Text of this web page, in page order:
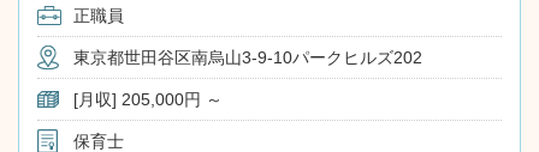
正職員
東京都世田谷区南烏山3-9-10パークヒルズ202
[月収] 205,000円 ～
保育士